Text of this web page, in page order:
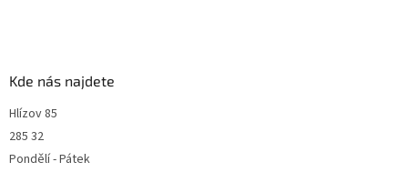
Kde nás najdete
Hlízov 85
285 32
Pondělí - Pátek